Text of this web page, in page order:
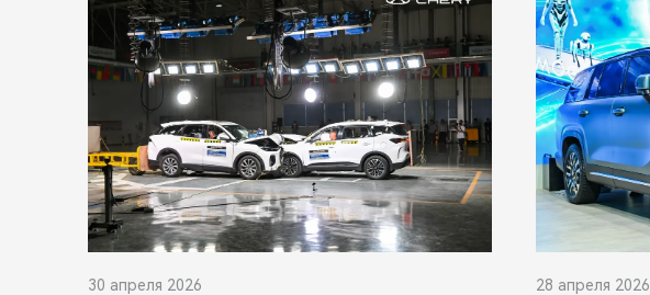
30 апреля 2026 28 апреля 2026